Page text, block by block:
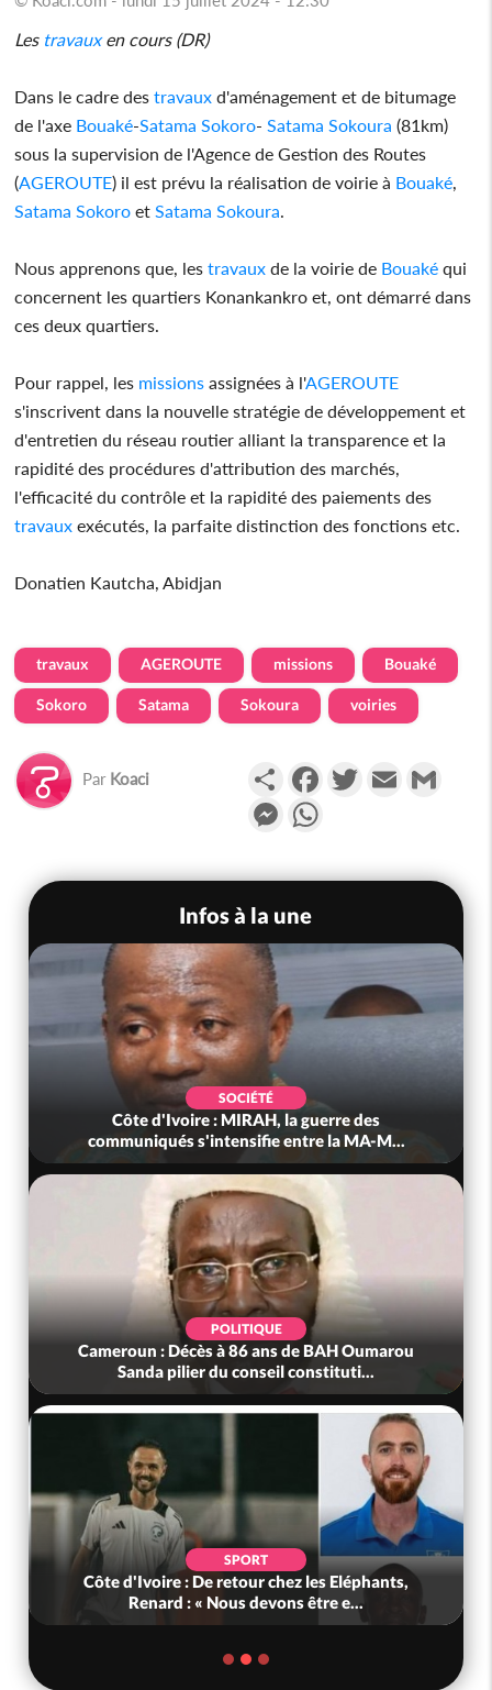
Les travauxen cours (DR)
Dans le cadre destravaux d'aménagement et de bitumage
de l'axe Bouaké-Satama Sokoro- Satama Sokoura (81km)
sous la supervision de l'Agence de Gestion des Routes
(AGEROUTE) il est prévu la réalisation de voirie à Bouaké
Satama Sokoro et Satama Sokoura
Nous apprenons que, lestravaux de la voirie de Bouaké qui
concernent les quartiers Konankankro et, ont démarré dans
ces deux quartiers.
Pour rappel, les missions assignées à l'AGEROUTE
s'inscrivent dans la nouvelle stratégie de développement et
d'entretien du réseau routier alliant la transparence et la
rapidité des procédures d'attribution des marchés,
l'efficacité du contrôle et la rapidité des paiements des
travaux exécutés, la parfaite distinction des fonctions etc.
Donatien Kautcha, Abidjan
travaux AGEROUTE missions Bouaké
Sokoro Satama Sokoura voiries
Par Koaci PartagerFacebookTwitterEmail
Messenger
Infos à la une
SOCIÉTÉ
Côte d'Ivoire : MIRAH, la guerre des
communiqués s'intensifie entre la MA-M...
POLITIQUE
Cameroun : Décès à 86 ans de BAH Oumarou
Sanda pilier du conseil constituti...
SPORT
Côte d'Ivoire : De retour chez les Eléphants,
Renard : « Nous devons être e...